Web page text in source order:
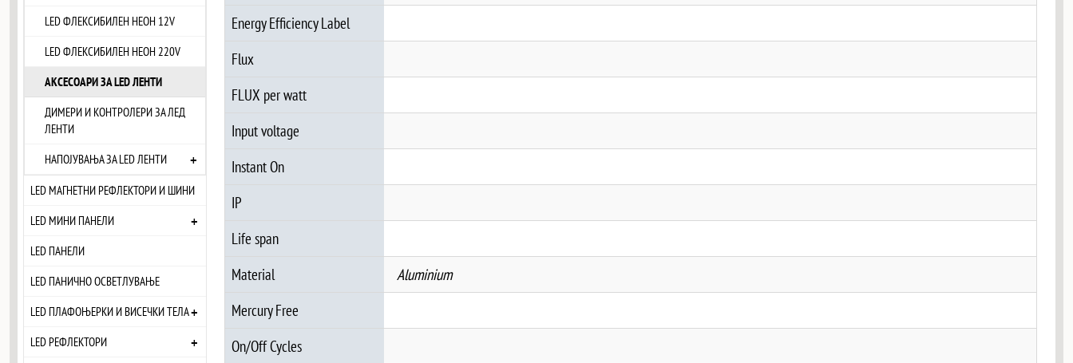
LED ФЛЕКСИБИЛЕН НЕОН 12V
LED ФЛЕКСИБИЛЕН НЕОН 220V
АКСЕСОАРИ ЗА LED ЛЕНТИ
ДИМЕРИ И КОНТРОЛЕРИ ЗА ЛЕД
ЛЕНТИ
НАПОЈУВАЊА ЗА LED ЛЕНТИ
+
LED МАГНЕТНИ РЕФЛЕКТОРИ И ШИНИ
LED МИНИ ПАНЕЛИ
+
LED ПАНЕЛИ
LED ПАНИЧНО ОСВЕТЛУВАЊЕ
LED ПЛАФОЊЕРКИ И ВИСЕЧКИ ТЕЛА+
LED РЕФЛЕКТОРИ +
Energy Efficiency Label
Flux
FLUX per watt
Input voltage
Instant On
IP
Life span
Material
Aluminium
Mercury Free
On/Off Cycles